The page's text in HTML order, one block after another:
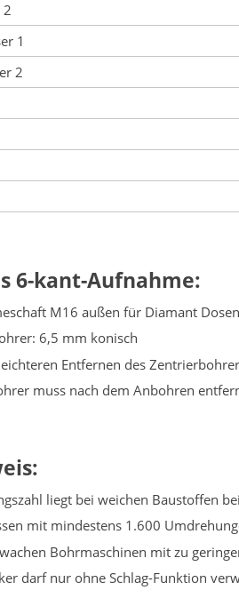
2
1
2
6-kant-Aufnahme:
M16 außen für Diamant
6,5 mm konisch
Entfernen des
muss nach dem Anbohren
liegt bei weichen Baustoffen
mit mindestens 1.600
Bohrmaschinen mit zu
darf nur ohne Schlag-Funktion